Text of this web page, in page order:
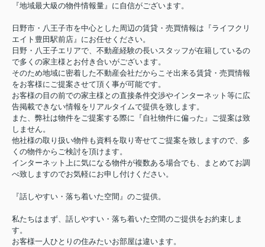
『地域最大級の物件情報量』に自信がございます。
日野市・八王子市を中心とした周辺の賃貸・売買情報は『ライフクリ
エイト豊田駅前店』にお任せください。
日野・八王子エリアで、不動産経験の長いスタッフが在籍しているの
で多くの家主様とお付き合いがございます。
そのため地域に密着した不動産会社だからこそ出来る賃貸・売買情報
をお客様にご提案させて頂く事が可能です。
お客様の目の前での家主様との直接条件交渉やインターネット等に広
告掲載できない情報をリアルタイムで提供を致します。
また、弊社は物件をご提案する際に『自社物件に偏った』ご提案は致
しません。
他社様の取り扱い物件も資料を取り寄せてご提案を致しますので、多
くの物件からご検討を頂けます。
インターネット上に気になる物件が複数ある場合でも、まとめてお調
べ致しますのでお気軽にお申し付けください。
『話しやすい・落ち着いた空間』のご提供。
私たちはまず、話しやすい・落ち着いた空間のご提供をお約束しま
す。
お客様一人ひとりの住みたいお部屋は違います。